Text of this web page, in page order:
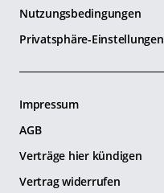
Nutzungsbedingungen
Privatsphäre-Einstellungen
Impressum
AGB
Verträge hier kündigen
Vertrag widerrufen